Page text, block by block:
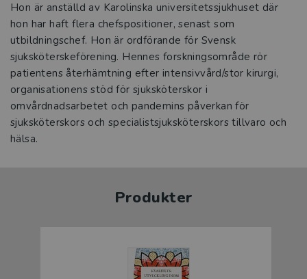
Hon är anställd av Karolinska universitetssjukhuset där
hon har haft flera chefspositioner, senast som
utbildningschef. Hon är ordförande för Svensk
sjuksköterskeförening. Hennes forskningsområde rör
patientens återhämtning efter intensivvård/stor kirurgi,
organisationens stöd för sjuksköterskor i
omvårdnadsarbetet och pandemins påverkan för
sjuksköterskors och specialistsjuksköterskors tillvaro och
hälsa.
Produkter